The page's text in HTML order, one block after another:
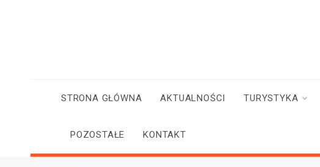
STRONA GŁÓWNA AKTUALNOŚCI TURYSTYKA
POZOSTAŁE KONTAKT